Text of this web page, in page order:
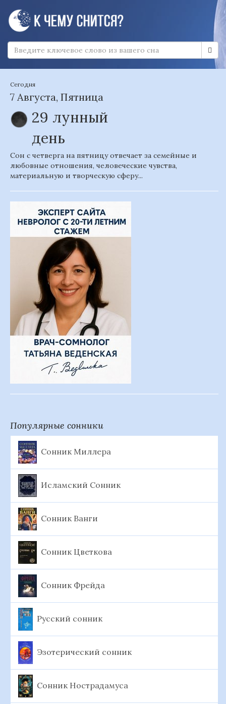
Сегодня
7 Августа, Пятница
29 лунный
день
Сон с четверга на пятницу отвечает за семейные и
любовные отношения, человеческие чувства,
материальную и творческую сферу...
Популярные сонники
Сонник Миллера
Исламский Сонник
Сонник Ванги
Сонник Цветкова
Сонник Фрейда
Русский сонник
Эзотерический сонник
Сонник Нострадамуса